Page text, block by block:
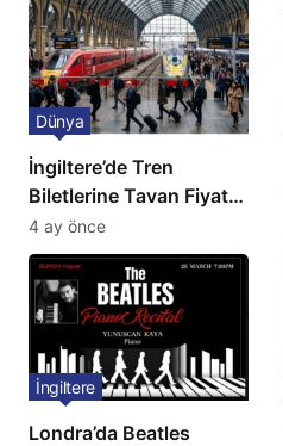
İngiltere’de Tren
Biletlerine Tavan Fiyat:
Ulaşımda Yeni
Düzenleme
Dünya
4 ay önce
Londra’da Beatles
İngiltere